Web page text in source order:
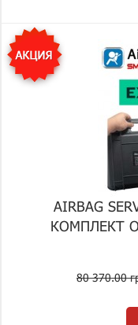
AIRBAG
КОМПЛЕКТ
80 370.00